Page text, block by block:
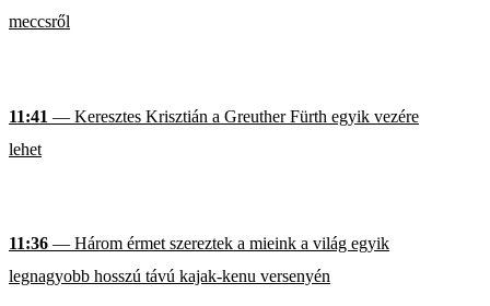
meccsről
11:41 — Keresztes Krisztián a Greuther Fürth egyik vezére
lehet
11:36 — Három érmet szereztek a mieink a világ egyik
legnagyobb hosszú távú kajak-kenu versenyén